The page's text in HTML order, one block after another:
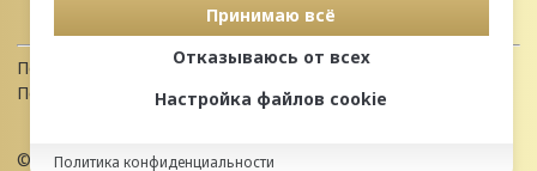
Политика конфиденциальности
Пользовательское соглашение
© 2026 Недвижимость Северо-запада
Принимаю всё
Отказываюсь от всех
Настройка файлов cookie
Политика конфиденциальности